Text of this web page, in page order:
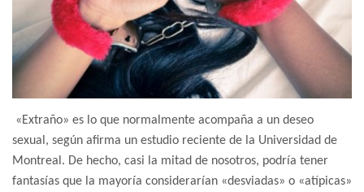
«Extraño» es lo que normalmente acompaña a un deseo
sexual, según afirma un estudio reciente de la Universidad de
Montreal. De hecho, casi la mitad de nosotros, podría tener
fantasías que la mayoría considerarían «desviadas» o «atípicas»